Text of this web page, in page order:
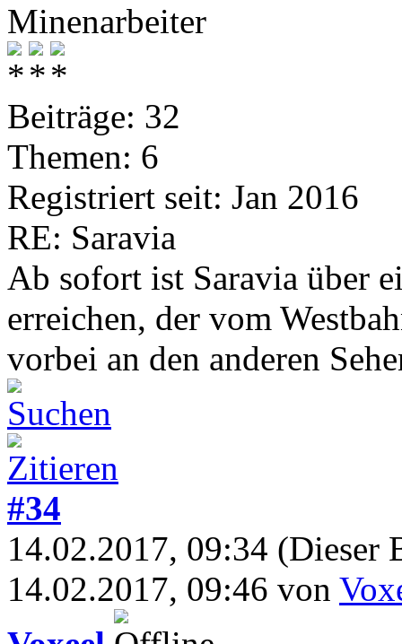
Minenarbeiter
Beiträge: 32
Themen: 6
Registriert seit: Jan 2016
RE: Saravia
Ab sofort ist Saravia über
erreichen, der vom
vorbei an den anderen
#34
14.02.2017, 09:34 (Dieser
14.02.2017, 09:46 von